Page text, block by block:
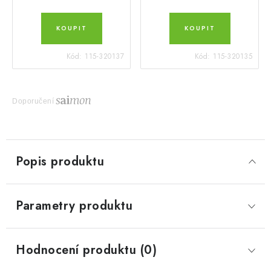
Kód: 115-320137 Kód: 115-320135
Doporučení
Popis produktu
Parametry produktu
Hodnocení produktu (0)